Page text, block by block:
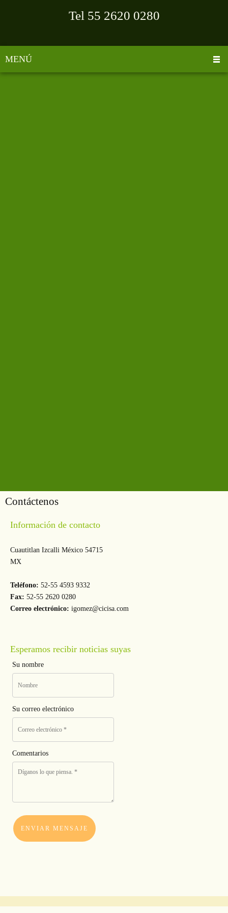
Tel 55 2620 0280
MENÚ
Contáctenos
Información de contacto
Cuautitlan Izcalli México 54715
MX
Teléfono: 52-55 4593 9332
Fax: 52-55 2620 0280
Correo electrónico: igomez@cicisa.com
Esperamos recibir noticias suyas
Su nombre
Su correo electrónico
Comentarios
ENVIAR MENSAJE